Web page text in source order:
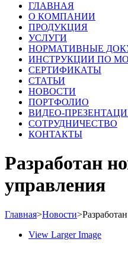
ГЛАВНАЯ
О КОМПАНИИ
ПРОДУКЦИЯ
УСЛУГИ
НОРМАТИВНЫЕ
ИНСТРУКЦИИ ПО
СЕРТИФИКАТЫ
СТАТЬИ
НОВОСТИ
ПОРТФОЛИО
ВИДЕО-
СОТРУДНИЧЕСТВО
КОНТАКТЫ
Разработан
управления
Главная>Новости>
View Larger Image